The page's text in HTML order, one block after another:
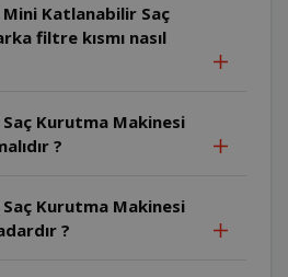
Mini Katlanabilir Saç
filtre kısmı nasıl
Saç Kurutma Makinesi
?
Saç Kurutma Makinesi
?